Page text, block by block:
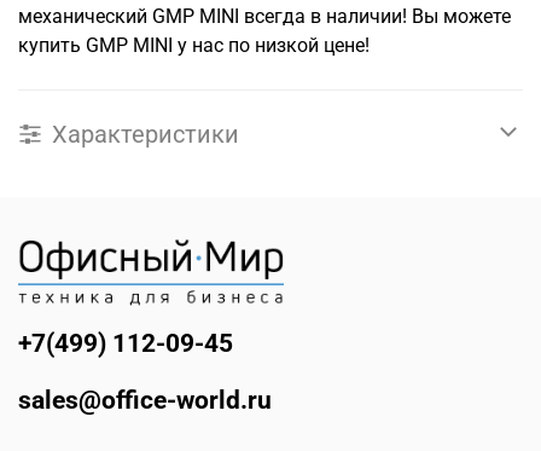
механический GMP MINI всегда в наличии! Вы можете
купить GMP MINI у нас по низкой цене!
Характеристики
+7(499) 112-09-45
sales@office-world.ru